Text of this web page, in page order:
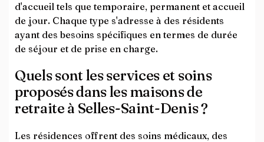
d'accueil tels que temporaire, permanent et accueil
de jour. Chaque type s'adresse à des résidents
ayant des besoins spécifiques en termes de durée
de séjour et de prise en charge.
Quels sont les services et soins
proposés dans les maisons de
retraite à Selles-Saint-Denis ?
Les résidences offrent des soins médicaux, des